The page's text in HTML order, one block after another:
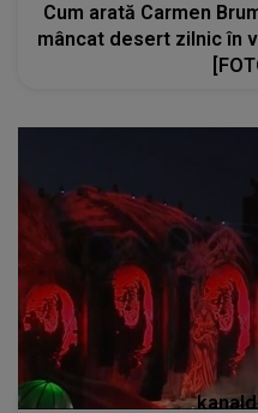
Cum arată Carmen
mâncat desert zilnic în